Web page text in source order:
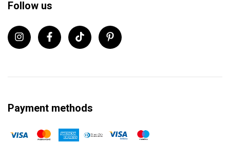
Follow us
Payment methods